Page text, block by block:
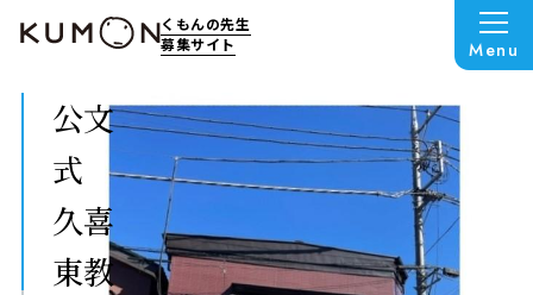
くもんの先生
募集サイト
Menu
公文
式
久喜
東教